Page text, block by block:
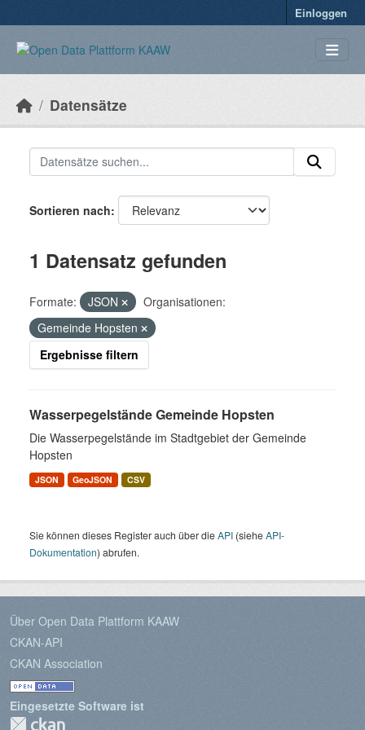
Einloggen
Datensätze
Sortieren nach
1 Datensatz gefunden
Formate: JSON
Organisationen:
Gemeinde Hopsten
Ergebnisse filtern
Wasserpegelstände Gemeinde Hopsten
Die Wasserpegelstände im Stadtgebiet der Gemeinde
Hopsten
JSON GeoJSON CSV
Sie können dieses Register auch über dieAPI (sieheAPI-
Dokumentation) abrufen.
Über Open Data Plattform KAAW
CKAN-API
CKAN Association
Eingesetzte Software ist